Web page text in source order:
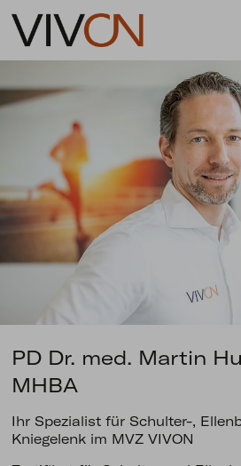
PD Dr. med. Martin
MHBA
Ihr Spezialist für Schulter-,
Kniegelenk im MVZ VIVON